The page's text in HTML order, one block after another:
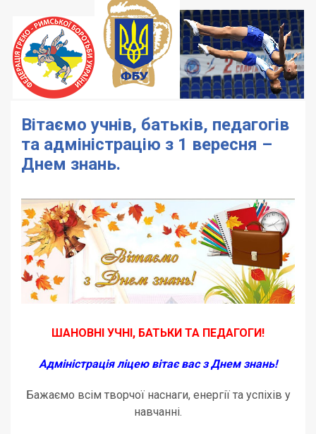
Вітаємо учнів, батьків, педагогів
та адміністрацію з 1 вересня –
Днем знань.
ШАНОВНІ УЧНІ, БАТЬКИ ТА ПЕДАГОГИ!
Адміністрація ліцею вітає вас з Днем знань!
Бажаємо всім творчої наснаги, енергії та успіхів у
навчанні.